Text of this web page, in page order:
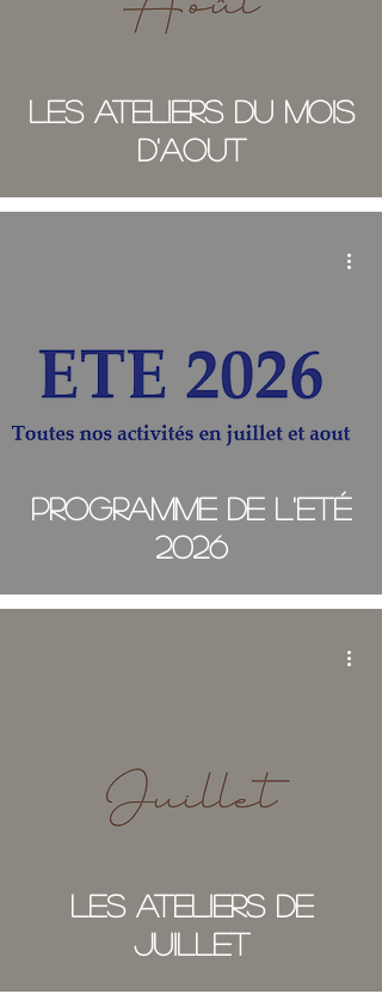
LES ATELIERS DU MOIS
d'AOUT
Programme de l'Eté
2026
LES ATELIERS DE
JUILLET